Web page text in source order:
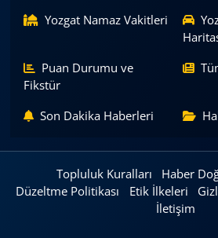
Yozgat Namaz Vakitleri
Puan Durumu ve
Fikstür
Son Dakika Haberleri
Topluluk Kuralları
Haber
Düzeltme Politikası
Etik İlkeleri
İletişim